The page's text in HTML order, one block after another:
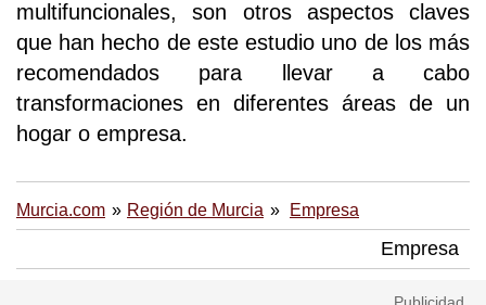
multifuncionales, son otros aspectos claves
que han hecho de este estudio uno de los más
recomendados para llevar a cabo
transformaciones en diferentes áreas de un
hogar o empresa.
Murcia.com Región de Murcia Empresa
Empresa